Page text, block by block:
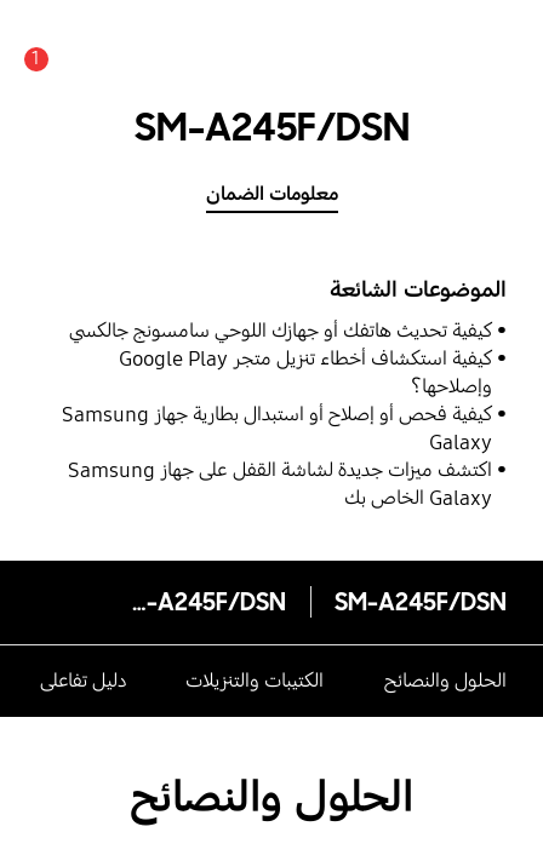
1
SM-A245F/DSN
معلومات الضمان
الموضوعات الشائعة
كيفية تحديث هاتفك أو جهازك اللوحي سامسونج جالكسي
كيفية استكشاف أخطاء تنزيل متجر Google Play
وإصلاحها؟
كيفية فحص أو إصلاح أو استبدال بطارية جهاز Samsung
Galaxy
اكتشف ميزات جديدة لشاشة القفل على جهاز Samsung
Galaxy الخاص بك
SM-A245F/DSN
SM-A245F/DSN
الحلول والنصائح الكتيبات والتنزيلات دليل تفاعلى
الحلول والنصائح